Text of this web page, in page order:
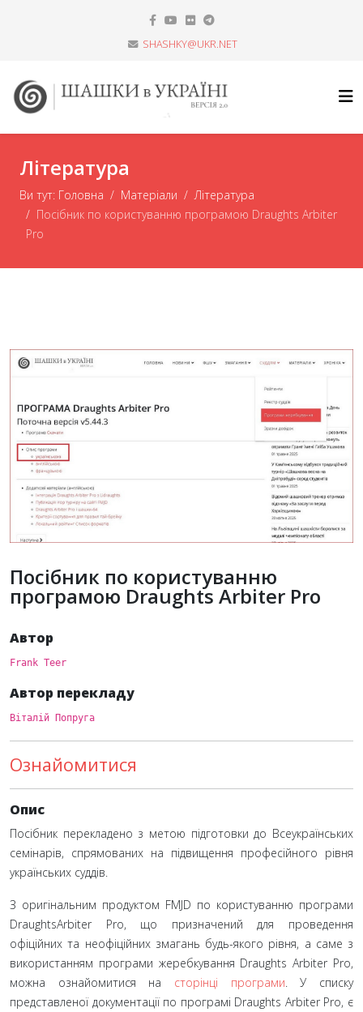
SHASHKY@UKR.NET
Література
Ви тут: Головна Матеріали
Література
Посібник по користуванню програмою Draughts Arbiter
Pro
Посібник по користуванню
програмою Draughts Arbiter Pro
Автор
Frank Teer
Автор перекладу
Віталій Попруга
Ознайомитися
Опис
Посібник перекладено з метою підготовки до Всеукраїнських
семінарів, спрямованих на підвищення професійного рівня
українських суддів.
З оригінальним продуктом FMJD по користуванню програми
DraughtsArbiter Pro, що призначений для проведення
офіційних та неофіційних змагань будь-якого рівня, а саме з
використанням програми жеребкування Draughts Arbiter Pro,
можна ознайомитися на сторінці програми. У списку
представленої документації по програмі Draughts Arbiter Pro, є